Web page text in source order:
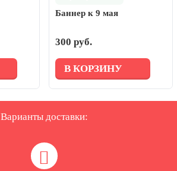
Баннер к 9 мая
300 руб.
В КОРЗИНУ
Варианты доставки: